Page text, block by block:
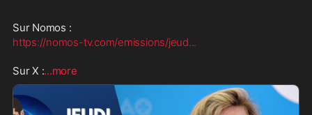
Sur Nomos :
https://nomos-tv.com/emissions/jeud...
Sur X :...more